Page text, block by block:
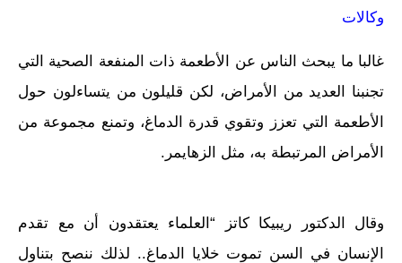
وكالات
غالبا ما يبحث الناس عن الأطعمة ذات المنفعة الصحية التي
تجنبنا العديد من الأمراض، لكن قليلون من يتساءلون حول
الأطعمة التي تعزز وتقوي قدرة الدماغ، وتمنع مجموعة من
الأمراض المرتبطة به، مثل الزهايمر.
وقال الدكتور ريبيكا كاتز “العلماء يعتقدون أن مع تقدم
الإنسان في السن تموت خلايا الدماغ.. لذلك ننصح بتناول